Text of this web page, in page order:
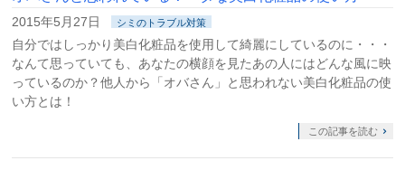
2015年5月27日 シミのトラブル対策
自分ではしっかり美白化粧品を使用して綺麗にしているのに・・・
なんて思っていても、あなたの横顔を見たあの人にはどんな風に映
っているのか？他人から「オバさん」と思われない美白化粧品の使
い方とは！
この記事を読む